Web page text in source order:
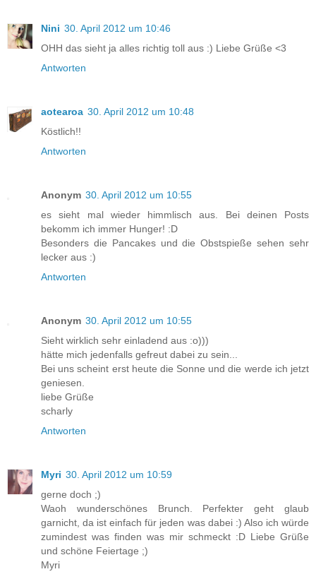
Nini 30. April 2012 um 10:46
OHH das sieht ja alles richtig toll aus :) Liebe Grüße <3
Antworten
aotearoa 30. April 2012 um 10:48
Köstlich!!
Antworten
Anonym 30. April 2012 um 10:55
es sieht mal wieder himmlisch aus. Bei deinen Posts
bekomm ich immer Hunger! :D
Besonders die Pancakes und die Obstspieße sehen sehr
lecker aus :)
Antworten
Anonym 30. April 2012 um 10:55
Sieht wirklich sehr einladend aus :o)))
hätte mich jedenfalls gefreut dabei zu sein...
Bei uns scheint erst heute die Sonne und die werde ich jetzt
geniesen.
liebe Grüße
scharly
Antworten
Myri 30. April 2012 um 10:59
gerne doch ;)
Waoh wunderschönes Brunch. Perfekter geht glaub
garnicht, da ist einfach für jeden was dabei :) Also ich würde
zumindest was finden was mir schmeckt :D Liebe Grüße
und schöne Feiertage ;)
Myri